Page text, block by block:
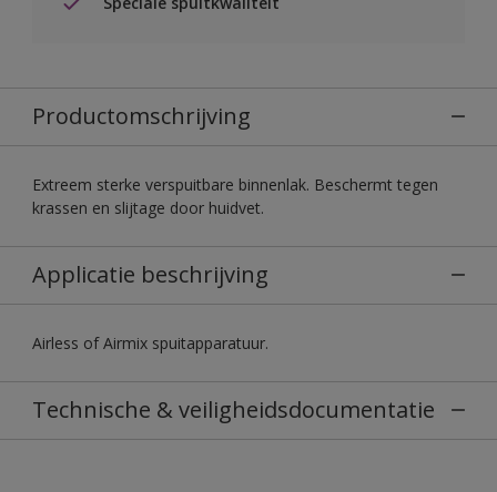
Productomschrijving
Extreem sterke verspuitbare binnenlak. Beschermt tegen
krassen en slijtage door huidvet.
Applicatie beschrijving
Airless of Airmix spuitapparatuur.
Technische & veiligheidsdocumentatie